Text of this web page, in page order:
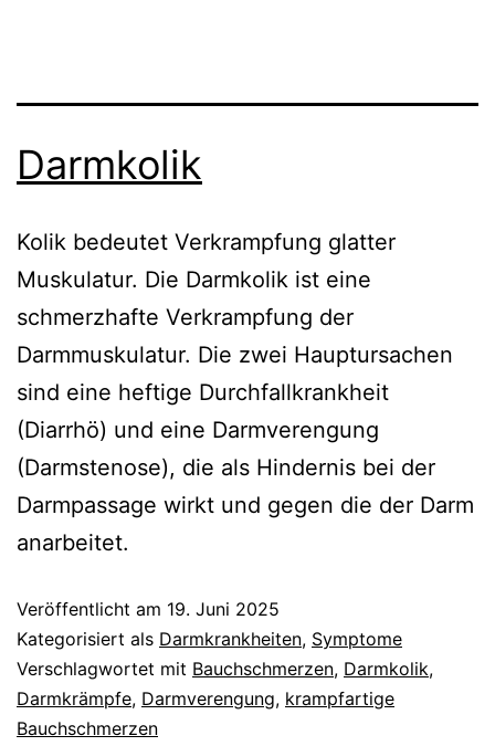
Darmkolik
Kolik bedeutet Verkrampfung glatter
Muskulatur. Die Darmkolik ist eine
schmerzhafte Verkrampfung der
Darmmuskulatur. Die zwei Hauptursachen
sind eine heftige Durchfallkrankheit
(Diarrhö) und eine Darmverengung
(Darmstenose), die als Hindernis bei der
Darmpassage wirkt und gegen die der Darm
anarbeitet.
Veröffentlicht am 19. Juni 2025
Kategorisiert als Darmkrankheiten, Symptome
Verschlagwortet mit Bauchschmerzen, Darmkolik,
Darmkrämpfe, Darmverengung, krampfartige
Bauchschmerzen